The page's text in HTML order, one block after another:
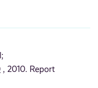
, 2010. Report